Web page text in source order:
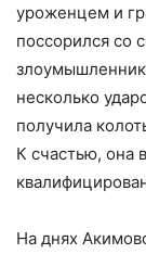
уроженцем и
поссорился со
несколько
получила
К счастью, она
На днях